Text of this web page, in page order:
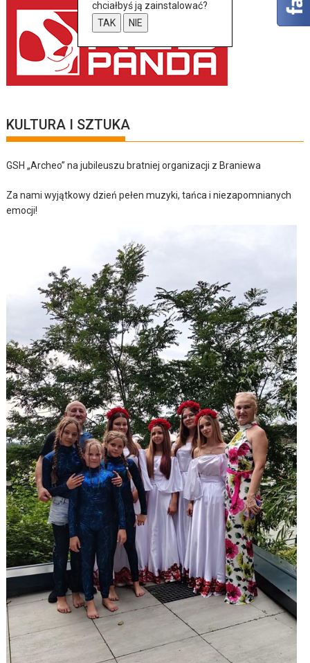
KULTURA I SZTUKA
GSH „Archeo” na jubileuszu bratniej organizacji z Braniewa
Za nami wyjątkowy dzień pełen muzyki, tańca i niezapomnianych
emocji!
chciałbyś ją zainstalować?
TAK
NIE